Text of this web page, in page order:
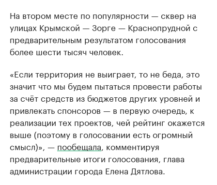
На втором месте по популярности — сквер на
улицах Крымской — Зорге — Краснопрудной с
предварительным результатом голосования
более шести тысяч человек.
«Если территория не выиграет, то не беда, это
значит что мы будем пытаться провести работы
за счёт средств из бюджетов других уровней и
привлекать спонсоров — в первую очередь, к
реализации тех проектов, чей рейтинг окажется
выше (поэтому в голосовании есть огромный
смысл)», — пообещала , комментируя
предварительные итоги голосования, глава
администрации города Елена Дятлова.